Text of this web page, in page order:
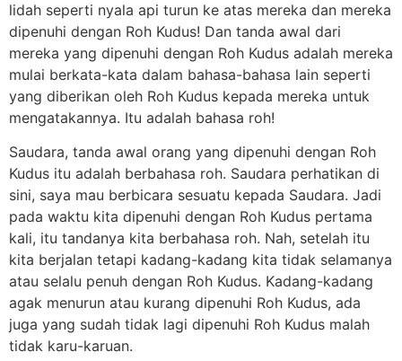
lidah seperti nyala api turun ke atas mereka dan mereka
dipenuhi dengan Roh Kudus! Dan tanda awal dari
mereka yang dipenuhi dengan Roh Kudus adalah mereka
mulai berkata-kata dalam bahasa-bahasa lain seperti
yang diberikan oleh Roh Kudus kepada mereka untuk
mengatakannya. Itu adalah bahasa roh!
Saudara, tanda awal orang yang dipenuhi dengan Roh
Kudus itu adalah berbahasa roh. Saudara perhatikan di
sini, saya mau berbicara sesuatu kepada Saudara. Jadi
pada waktu kita dipenuhi dengan Roh Kudus pertama
kali, itu tandanya kita berbahasa roh. Nah, setelah itu
kita berjalan tetapi kadang-kadang kita tidak selamanya
atau selalu penuh dengan Roh Kudus. Kadang-kadang
agak menurun atau kurang dipenuhi Roh Kudus, ada
juga yang sudah tidak lagi dipenuhi Roh Kudus malah
tidak karu-karuan.